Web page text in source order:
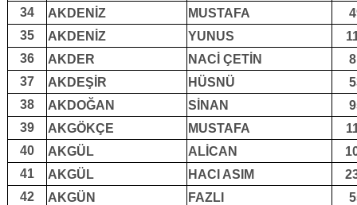
34
AKDENİZ MUSTAFA
35
AKDENİZ YUNUS
36
AKDER NACİ ÇETİN
37
AKDEŞİR HÜSNÜ
38
AKDOĞAN SİNAN
39
AKGÖKÇE MUSTAFA
40
AKGÜL ALİCAN
41
AKGÜL HACI ASIM
42
AKGÜN FAZLI